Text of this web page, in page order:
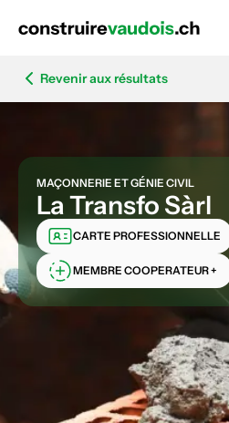
Revenir aux résultats
MAÇONNERIE ET GÉNIE CIVIL
La Transfo Sàrl
CARTE PROFESSIONNELLE
MEMBRE COOPERATEUR +